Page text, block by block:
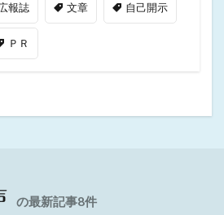
報誌 文章 自己開示
ＰＲ
の最新記事8件